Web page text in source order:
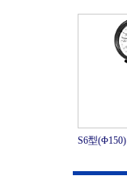
S6型(Φ150)